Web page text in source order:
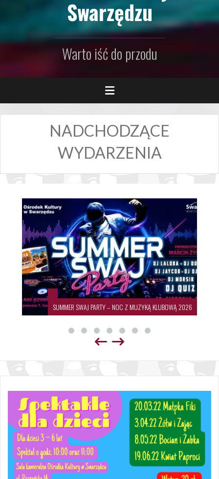
Swarzędzu
Warto iść do przodu
NADCHODZĄCE
WYDARZENIA
SUMMER SWAJ PARTY – NOC Z MUZYKĄ KLUBOWĄ 2026